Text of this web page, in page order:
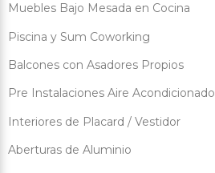
Muebles Bajo Mesada en Cocina
Piscina y Sum Coworking
Balcones con Asadores Propios
Pre Instalaciones Aire Acondicionado
Interiores de Placard / Vestidor
Aberturas de Aluminio